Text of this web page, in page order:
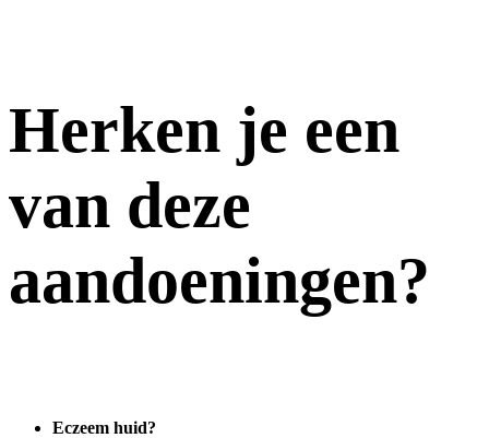
Herken je een
van deze
aandoeningen?
Eczeem huid?